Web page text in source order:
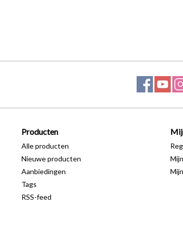
Producten
Alle producten
Nieuwe producten
Aanbiedingen
Tags
RSS-feed